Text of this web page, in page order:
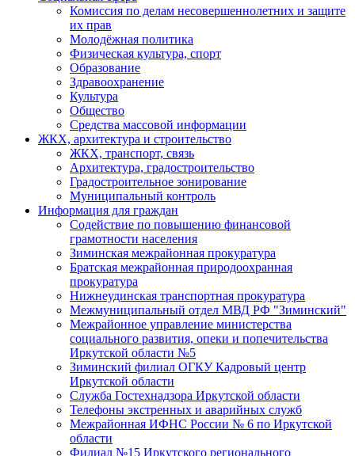
Комиссия по делам несовершеннолетних и защите
их прав
Молодёжная политика
Физическая культура, спорт
Образование
Здравоохранение
Культура
Общество
Средства массовой информации
ЖКХ, архитектура и строительство
ЖКХ, транспорт, связь
Архитектура, градостроительство
Градостроительное зонирование
Муниципальный контроль
Информация для граждан
Содействие по повышению финансовой
грамотности населения
Зиминская межрайонная прокуратура
Братская межрайонная природоохранная
прокуратура
Нижнеудинская транспортная прокуратура
Межмуниципальный отдел МВД РФ "Зиминский"
Межрайонное управление министерства
социального развития, опеки и попечительства
Иркутской области №5
Зиминский филиал ОГКУ Кадровый центр
Иркутской области
Служба Гостехнадзора Иркутской области
Телефоны экстренных и аварийных служб
Межрайонная ИФНС России № 6 по Иркутской
области
Филиал №15 Иркутского регионального